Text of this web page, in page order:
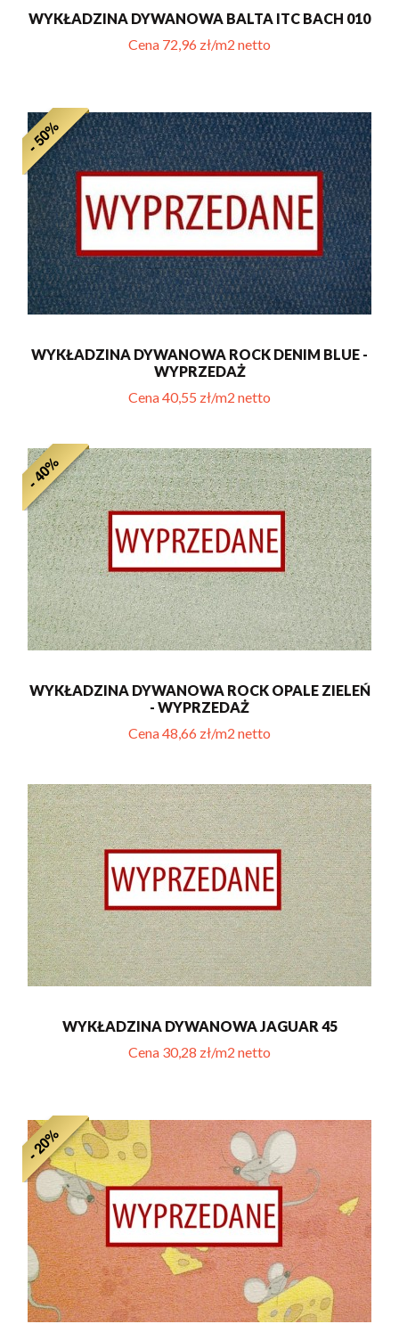
WYKŁADZINA DYWANOWA BALTA ITC BACH 010
Cena 72,96 zł/m2 netto
- 50%
WYKŁADZINA DYWANOWA ROCK DENIM BLUE -
WYPRZEDAŻ
Cena 40,55 zł/m2 netto
- 40%
WYKŁADZINA DYWANOWA ROCK OPALE ZIELEŃ
- WYPRZEDAŻ
Cena 48,66 zł/m2 netto
WYKŁADZINA DYWANOWA JAGUAR 45
Cena 30,28 zł/m2 netto
- 20%